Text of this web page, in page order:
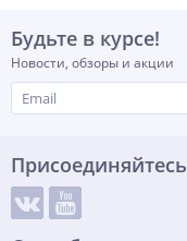
Будьте в курсе!
Новости, обзоры и акции
Присоединяйтесь